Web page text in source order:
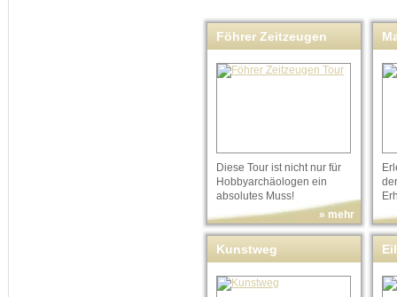
Föhrer Zeitzeugen
Tour
Diese Tour ist nicht nur für
Hobbyarchäologen ein
absolutes Muss!
» mehr
Kunstweg